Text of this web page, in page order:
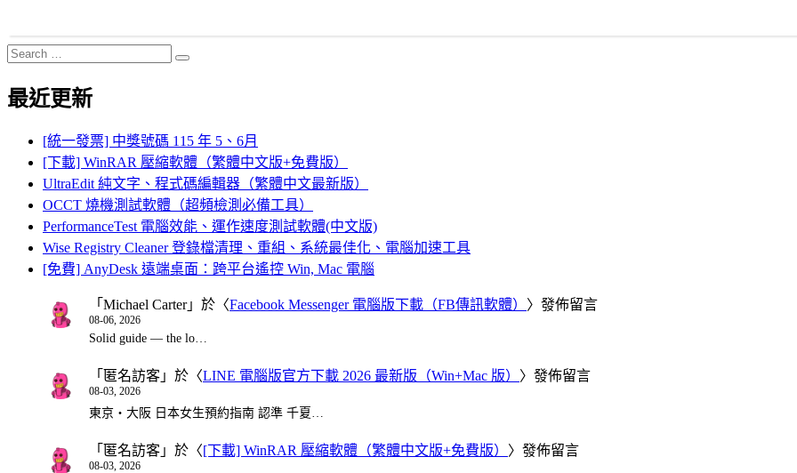
Search
for:
Search
最近更新
[統一發票] 中獎號碼 115 年 5、6月
[下載] WinRAR 壓縮軟體（繁體中文版+免費版）
UltraEdit 純文字、程式碼編輯器（繁體中文最新版）
OCCT 燒機測試軟體（超頻檢測必備工具）
PerformanceTest 電腦效能、運作速度測試軟體(中文版)
Wise Registry Cleaner 登錄檔清理、重組、系統最佳化、電腦加速工具
[免費] AnyDesk 遠端桌面：跨平台遙控 Win, Mac 電腦
「 Michael Carter」於〈Facebook Messenger 電腦版下載（FB傳訊軟體） 〉發佈留言
08-06, 2026
Solid guide — the lo…
「 匿名訪客 」於〈LINE 電腦版官方下載 2026 最新版（Win+Mac 版） 〉發佈留言
08-03, 2026
東京・大阪 日本女生預約指南 認準 千夏…
「 匿名訪客 」於〈[下載] WinRAR 壓縮軟體（繁體中文版+免費版） 〉發佈留言
08-03, 2026